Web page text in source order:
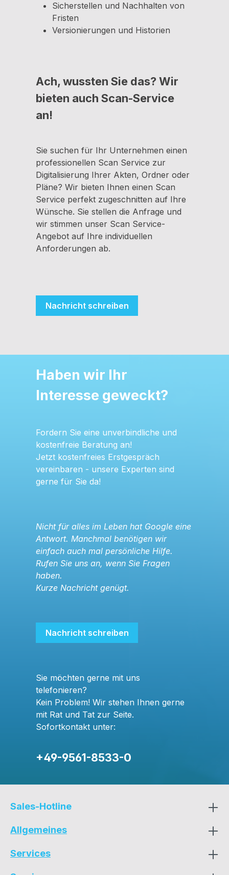
Sicherstellen und Nachhalten von
Fristen
Versionierungen und Historien
Ach, wussten Sie das? Wir
bieten auch Scan-Service
an!
Sie suchen für Ihr Unternehmen einen
professionellen Scan Service zur
Digitalisierung Ihrer Akten, Ordner oder
Pläne? Wir bieten Ihnen einen Scan
Service perfekt zugeschnitten auf Ihre
Wünsche. Sie stellen die Anfrage und
wir stimmen unser Scan Service-
Angebot auf Ihre individuellen
Anforderungen ab.
Nachricht schreiben
Haben wir Ihr
Interesse geweckt?
Fordern Sie eine unverbindliche und
kostenfreie Beratung an!
Jetzt kostenfreies Erstgespräch
vereinbaren - unsere Experten sind
gerne für Sie da!
Nicht für alles im Leben hat Google eine
Antwort. Manchmal benötigen wir
einfach auch mal persönliche Hilfe.
Rufen Sie uns an, wenn Sie Fragen
haben.
Kurze Nachricht genügt.
Nachricht schreiben
Sie möchten gerne mit uns
telefonieren?
Kein Problem! Wir stehen Ihnen gerne
mit Rat und Tat zur Seite.
Sofortkontakt unter:
+49-9561-8533-0
Sales-Hotline
Allgemeines
Services